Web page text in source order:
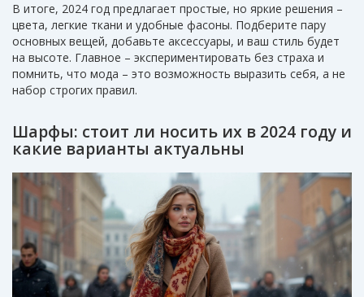
В итоге, 2024 год предлагает простые, но яркие решения –
цвета, легкие ткани и удобные фасоны. Подберите пару
основных вещей, добавьте аксессуары, и ваш стиль будет
на высоте. Главное – экспериментировать без страха и
помнить, что мода – это возможность выразить себя, а не
набор строгих правил.
Шарфы: стоит ли носить их в 2024 году и
какие варианты актуальны